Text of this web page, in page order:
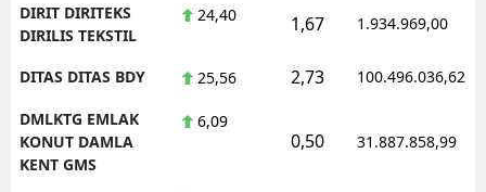
DIRIT DIRITEKS
DIRILIS TEKSTIL
24,40 1,67 1.934.969,00
DITAS DITAS BDY 25,56 2,73 100.496.036,62
DMLKTG EMLAK
KONUT DAMLA
KENT GMS
6,09
0,50 31.887.858,99